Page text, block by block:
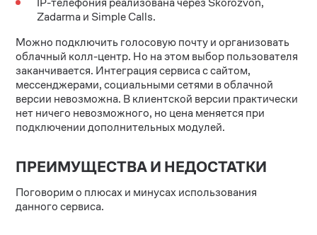
Zadarma и Simple Calls.
Можно подключить голосовую почту и организовать
облачный колл-центр. Но на этом выбор пользователя
заканчивается. Интеграция сервиса с сайтом,
мессенджерами, социальными сетями в облачной
версии невозможна. В клиентской версии практически
нет ничего невозможного, но цена меняется при
подключении дополнительных модулей.
ПРЕИМУЩЕСТВА И НЕДОСТАТКИ
Поговорим о плюсах и минусах использования
данного сервиса.